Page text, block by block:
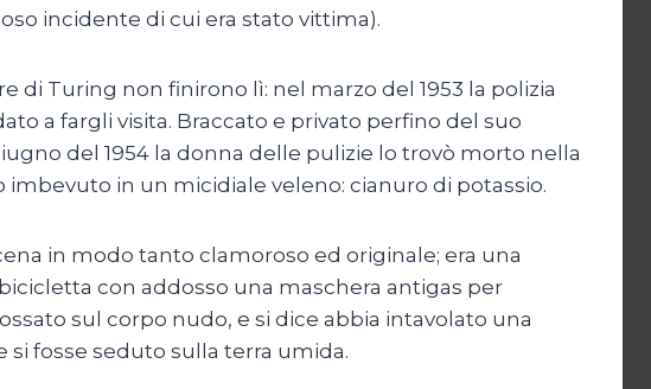
incidente di cui era stato vittima).
di Turing non finirono lì: nel marzo del 1953 la polizia
a fargli visita. Braccato e privato perfino del suo
del 1954 la donna delle pulizie lo trovò morto nella
in un micidiale veleno: cianuro di potassio.
in modo tanto clamoroso ed originale; era una
con addosso una maschera antigas per
sul corpo nudo, e si dice abbia intavolato una
fosse seduto sulla terra umida.